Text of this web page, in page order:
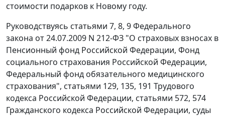
стоимости подарков к Новому году.
Руководствуясь статьями 7, 8, 9Федерального
закона от 24.07.2009 N 212-ФЗ "О страховых взносах в
Пенсионный фонд Российской Федерации, Фонд
социального страхования Российской Федерации,
Федеральный фонд обязательного медицинского
страхования", статьями 129, 135, 191 Трудового
кодекса Российской Федерации, статьями 572, 574
Гражданского кодекса Российской Федерации, суды